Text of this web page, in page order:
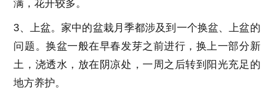
满，花开较多。
3、上盆。家中的盆栽月季都涉及到一个换盆、上盆的
问题。换盆一般在早春发芽之前进行，换上一部分新
土，浇透水，放在阴凉处，一周之后转到阳光充足的
地方养护。